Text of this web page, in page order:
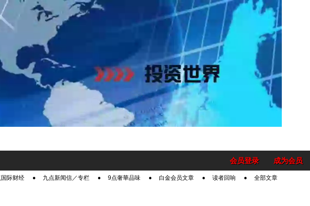
成为会员
会员登录
际财经 九点新闻信／专栏 9点奢華品味 白金会员文章 读者回响 全部文章